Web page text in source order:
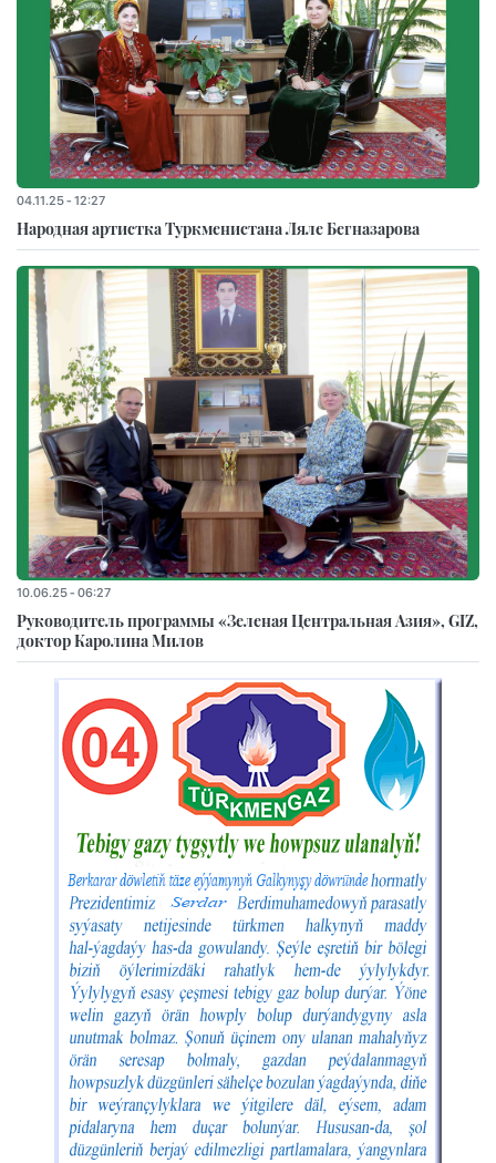
04.11.25 - 12:27
Народная артистка Туркменистана Ляле Бегназарова
10.06.25 - 06:27
Руководитель программы «Зеленая Центральная Азия», GIZ,
доктор Каролина Милов